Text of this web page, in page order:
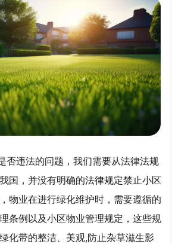
否违法的问题，我们需要从法律法规
国，并没有明确的法律规定禁止小区
物业在进行绿化维护时，需要遵循的
条例以及小区物业管理规定，这些规
化带的整洁、美观,防止杂草滋生影